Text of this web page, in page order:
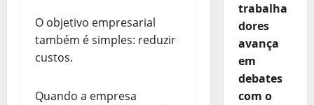
O objetivo empresarial
também é simples: reduzir
custos.
Quando a empresa
trabalha
dores
avança
em
debates
com o